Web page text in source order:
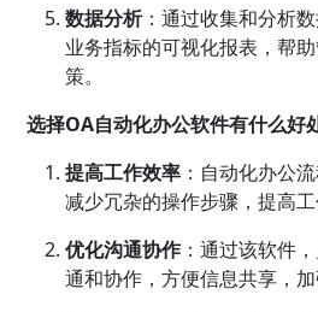
数据分析：通过收集和分析
业务指标的可视化报表，帮
策。
选择OA自动化办公软件有什么好
提高工作效率 ：自动化办公
减少冗杂的操作步骤，提高工
优化沟通协作：通过该软件
通和协作，方便信息共享，加